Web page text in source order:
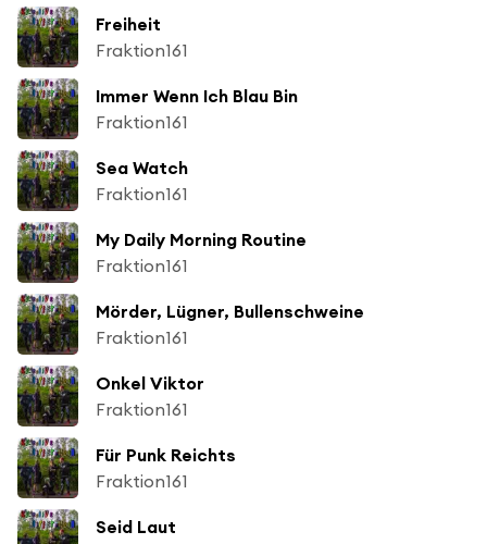
Freiheit
Fraktion161
Immer Wenn Ich Blau Bin
Fraktion161
Sea Watch
Fraktion161
My Daily Morning Routine
Fraktion161
Mörder, Lügner, Bullenschweine
Fraktion161
Onkel Viktor
Fraktion161
Für Punk Reichts
Fraktion161
Seid Laut